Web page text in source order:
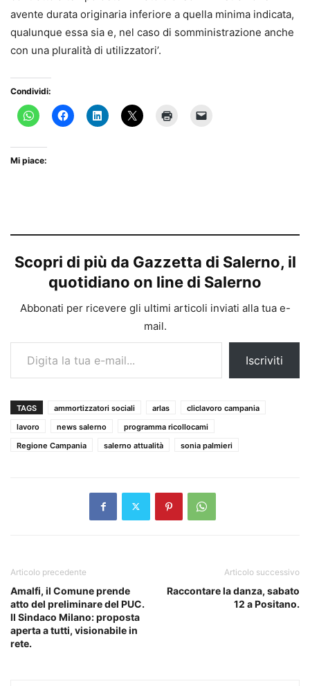
avente durata originaria inferiore a quella minima indicata,
qualunque essa sia e, nel caso di somministrazione anche
con una pluralità di utilizzatori’.
Condividi:
Mi piace:
Scopri di più da Gazzetta di Salerno, il
quotidiano on line di Salerno
Abbonati per ricevere gli ultimi articoli inviati alla tua e-
mail.
Digita la tua e-mail...
Iscriviti
TAGS ammortizzatori sociali arlas
cliclavoro campania
lavoro
news salerno
programma ricollocami
Regione Campania
salerno attualità sonia palmieri
Articolo precedente
Amalfi, il Comune prende
atto del preliminare del PUC.
Il Sindaco Milano: proposta
aperta a tutti, visionabile in
rete.
Articolo successivo
Raccontare la danza, sabato
12 a Positano.